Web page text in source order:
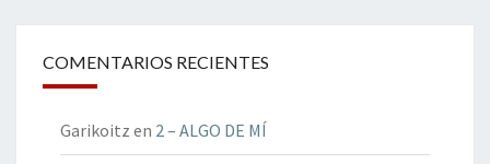
COMENTARIOS RECIENTES
Garikoitz en 2 – ALGO DE MÍ